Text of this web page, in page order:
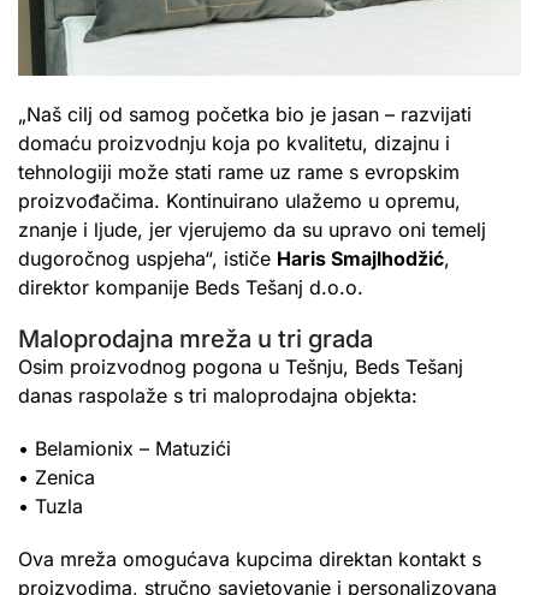
„Naš cilj od samog početka bio je jasan – razvijati
domaću proizvodnju koja po kvalitetu, dizajnu i
tehnologiji može stati rame uz rame s evropskim
proizvođačima. Kontinuirano ulažemo u opremu,
znanje i ljude, jer vjerujemo da su upravo oni temelj
dugoročnog uspjeha“, ističe Haris Smajlhodžić,
direktor kompanije Beds Tešanj d.o.o.
Maloprodajna mreža u tri grada
Osim proizvodnog pogona u Tešnju, Beds Tešanj
danas raspolaže s tri maloprodajna objekta:
• Belamionix – Matuzići
• Zenica
• Tuzla
Ova mreža omogućava kupcima direktan kontakt s
proizvodima, stručno savjetovanje i personalizovana